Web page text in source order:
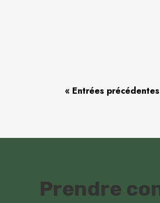
« Entrées précédentes
Prendre